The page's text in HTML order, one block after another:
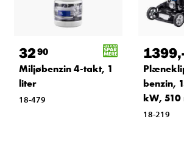
3290
Miljøbenzin 4-takt, 1
liter
18-479
1399
benzin,
kW, 510
18-219